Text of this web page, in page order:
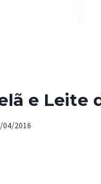
e Leite
04/2016